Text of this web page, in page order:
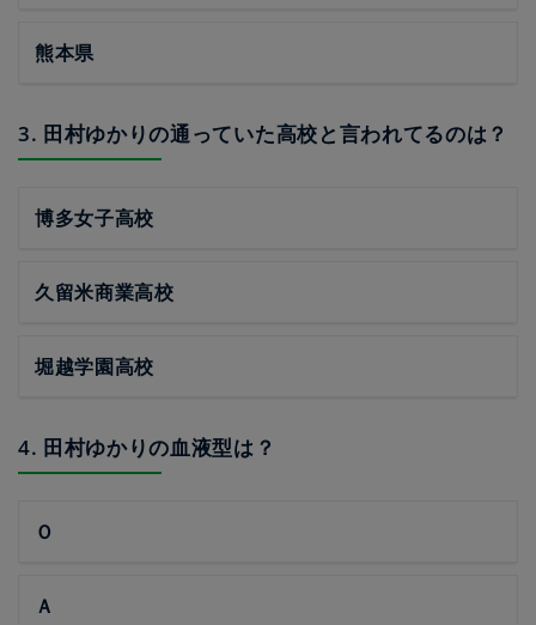
熊本県
3. 田村ゆかりの通っていた高校と言われてるのは？
博多女子高校
久留米商業高校
堀越学園高校
4. 田村ゆかりの血液型は？
Ｏ
Ａ